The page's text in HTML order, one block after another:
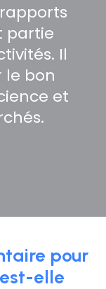
partie
Il
bon
et
pour
elle